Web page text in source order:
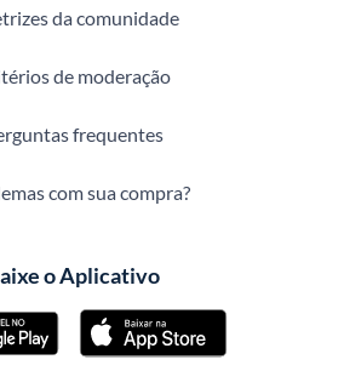
da comunidade
de moderação
frequentes
com sua compra?
o Aplicativo